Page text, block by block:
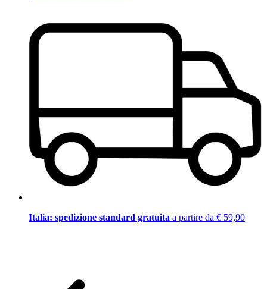
Italia: spedizione standard gratuita a partire da € 59,90